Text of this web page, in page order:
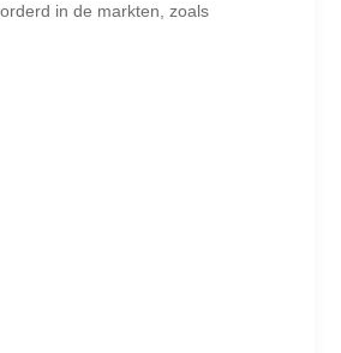
in de markten, zoals